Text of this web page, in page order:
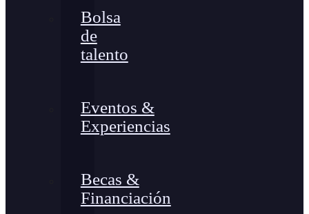
Bolsa
de
talento
Eventos &
Experiencias
Becas &
Financiación